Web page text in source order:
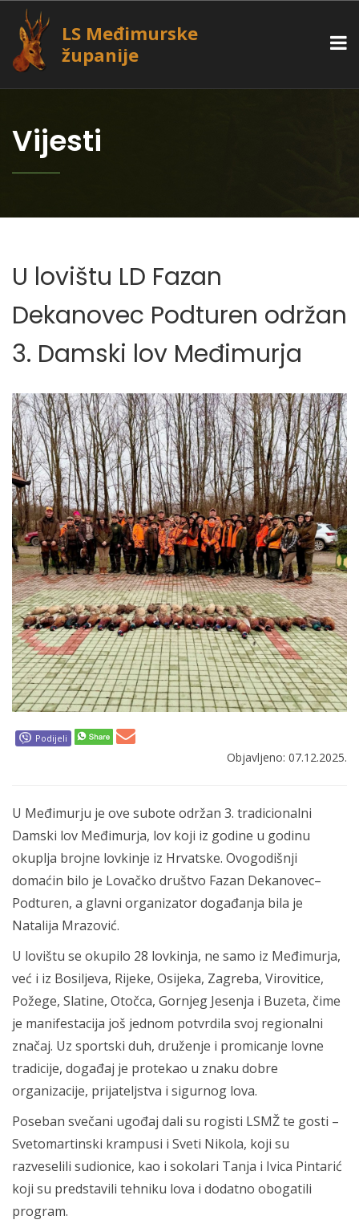
LS Međimurske
županije
Vijesti
U lovištu LD Fazan
Dekanovec Podturen održan
3. Damski lov Međimurja
Podijeli
Objavljeno: 07.12.2025.
U Međimurju je ove subote održan 3. tradicionalni
Damski lov Međimurja, lov koji iz godine u godinu
okuplja brojne lovkinje iz Hrvatske. Ovogodišnji
domaćin bilo je Lovačko društvo Fazan Dekanovec–
Podturen, a glavni organizator događanja bila je
Natalija Mrazović.
U lovištu se okupilo 28 lovkinja, ne samo iz Međimurja,
već i iz Bosiljeva, Rijeke, Osijeka, Zagreba, Virovitice,
Požege, Slatine, Otočca, Gornjeg Jesenja i Buzeta, čime
je manifestacija još jednom potvrdila svoj regionalni
značaj. Uz sportski duh, druženje i promicanje lovne
tradicije, događaj je protekao u znaku dobre
organizacije, prijateljstva i sigurnog lova.
Poseban svečani ugođaj dali su rogisti LSMŽ te gosti –
Svetomartinski krampusi i Sveti Nikola, koji su
razveselili sudionice, kao i sokolari Tanja i Ivica Pintarić
koji su predstavili tehniku lova i dodatno obogatili
program.